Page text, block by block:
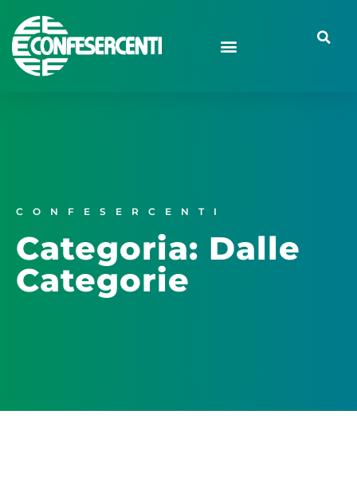
CONFESERCENTI
Categoria: Dalle
Categorie